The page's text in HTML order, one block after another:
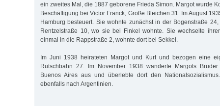
ein zweites Mal, die 1887 geborene Frieda Simon. Margot wurde
Beschäftigung bei Victor Franck, Große Bleichen 31. Im August
Hamburg besteuert. Sie wohnte zunächst in der Bogenstraße
Rentzelstraße 10, wo sie bei Finkel wohnte. Sie wechselte
einmal in die Rappstraße 2, wohnte dort bei Sekkel.
Im Juni 1938 heirateten Margot und Kurt und bezogen eine
Rutschbahn 27. Im November 1938 wanderte Margots
Buenos Aires aus und überlebte dort den
ebenfalls nach Argentinien.